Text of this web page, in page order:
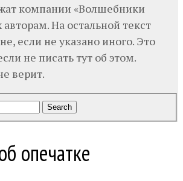
компании «Волшебники
На остальной текст
если не указано иного. Это
не писать тут об этом.
верит.
Search
опечатке